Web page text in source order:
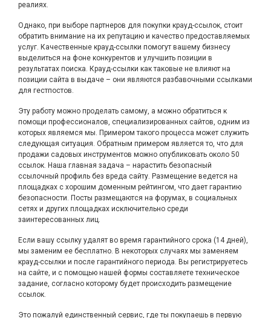
реалиях.
Однако, при выборе партнеров для покупки крауд-ссылок, стоит
обратить внимание на их репутацию и качество предоставляемых
услуг. Качественные крауд-ссылки помогут вашему бизнесу
выделиться на фоне конкурентов и улучшить позиции в
результатах поиска. Крауд-ссылки как таковые не влияют на
позиции сайта в выдаче – они являются разбавочными ссылками
для гестпостов.
Эту работу можно проделать самому, а можно обратиться к
помощи профессионалов, специализированных сайтов, одним из
которых являемся мы. Примером такого процесса может служить
следующая ситуация. Обратным примером является то, что для
продажи садовых инструментов можно опубликовать около 50
ссылок. Наша главная задача – нарастить безопасный
ссылочный профиль без вреда сайту. Размещение ведется на
площадках с хорошим доменным рейтингом, что дает гарантию
безопасности. Посты размещаются на форумах, в социальных
сетях и других площадках исключительно среди
заинтересованных лиц.
Если вашу ссылку удалят во время гарантийного срока (14 дней),
мы заменим ее бесплатно. В некоторых случаях мы заменяем
крауд-ссылки и после гарантийного периода. Вы регистрируетесь
на сайте, и с помощью нашей формы составляете техническое
задание, согласно которому будет происходить размещение
ссылок.
Это пожалуй единственный сервис, где ты покупаешь в первую